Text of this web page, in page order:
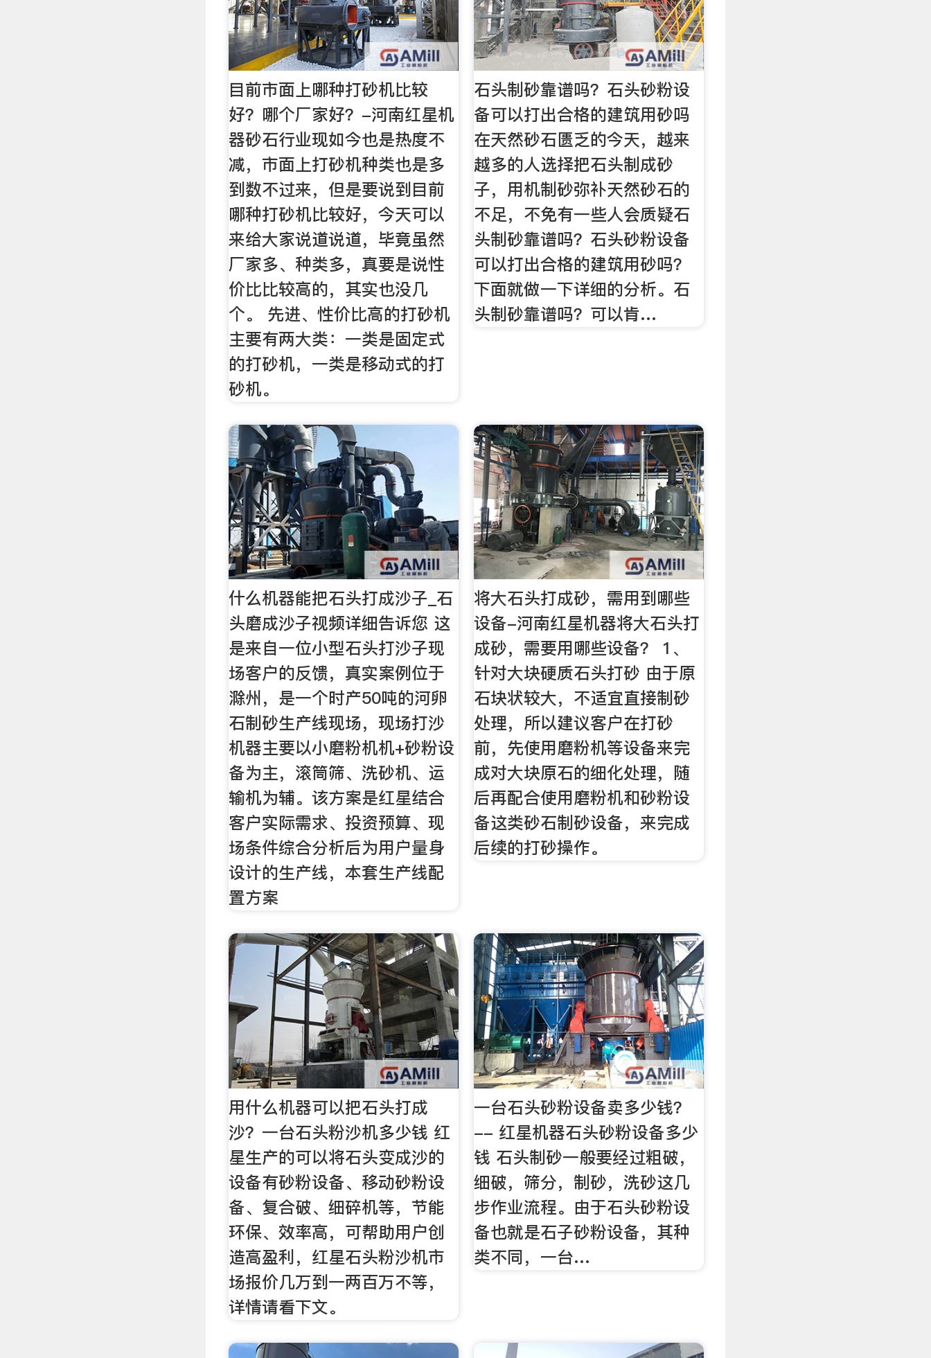
目前市面上哪种打砂机比较
好？哪个厂家好？-河南红星机
器砂石行业现如今也是热度不
减，市面上打砂机种类也是多
到数不过来，但是要说到目前
哪种打砂机比较好，今天可以
来给大家说道说道，毕竟虽然
厂家多、种类多，真要是说性
价比比较高的，其实也没几
个。 先进、性价比高的打砂机
主要有两大类：一类是固定式
的打砂机，一类是移动式的打
砂机。
石头制砂靠谱吗？石头砂粉设
备可以打出合格的建筑用砂吗
在天然砂石匮乏的今天，越来
越多的人选择把石头制成砂
子，用机制砂弥补天然砂石的
不足，不免有一些人会质疑石
头制砂靠谱吗？石头砂粉设备
可以打出合格的建筑用砂吗？
下面就做一下详细的分析。石
头制砂靠谱吗？可以肯…
什么机器能把石头打成沙子_石
头磨成沙子视频详细告诉您 这
是来自一位小型石头打沙子现
场客户的反馈，真实案例位于
滁州，是一个时产50吨的河卵
石制砂生产线现场，现场打沙
机器主要以小磨粉机机+砂粉设
备为主，滚筒筛、洗砂机、运
输机为辅。该方案是红星结合
客户实际需求、投资预算、现
场条件综合分析后为用户量身
设计的生产线，本套生产线配
置方案
将大石头打成砂，需用到哪些
设备-河南红星机器将大石头打
成砂，需要用哪些设备？ 1、
针对大块硬质石头打砂 由于原
石块状较大，不适宜直接制砂
处理，所以建议客户在打砂
前，先使用磨粉机等设备来完
成对大块原石的细化处理，随
后再配合使用磨粉机和砂粉设
备这类砂石制砂设备，来完成
后续的打砂操作。
用什么机器可以把石头打成
沙？一台石头粉沙机多少钱 红
星生产的可以将石头变成沙的
设备有砂粉设备、移动砂粉设
备、复合破、细碎机等，节能
环保、效率高，可帮助用户创
造高盈利，红星石头粉沙机市
场报价几万到一两百万不等，
详情请看下文。
一台石头砂粉设备卖多少钱？
-- 红星机器石头砂粉设备多少
钱 石头制砂一般要经过粗破，
细破，筛分，制砂，洗砂这几
步作业流程。由于石头砂粉设
备也就是石子砂粉设备，其种
类不同，一台…